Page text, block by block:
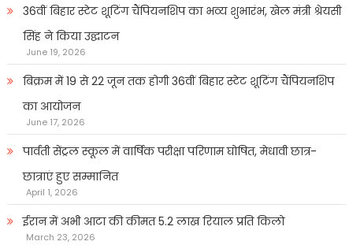
36वीं बिहार स्टेट शूटिंग चैंपियनशिप का भव्य शुभारंभ, खेल मंत्री श्रेयसी
सिंह ने किया उद्घाटन
June 19, 2026
बिक्रम में 19 से 22 जून तक होगी 36वीं बिहार स्टेट शूटिंग चैंपियनशिप
का आयोजन
June 17, 2026
पार्वती सेंट्रल स्कूल में वार्षिक परीक्षा परिणाम घोषित, मेधावी छात्र-
छात्राएं हुए सम्मानित
April 1, 2026
ईरान में अभी आटा की कीमत 5.2 लाख रियाल प्रति किलो
March 23, 2026